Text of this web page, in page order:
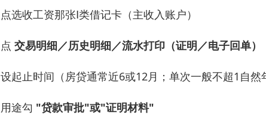
点选收工资那张Ⅰ类借记卡（主收入账户）
点 交易明细／历史明细／流水打印（证明／电子回单）
设起止时间（房贷通常近6或12月；单次一般不超1自然
用途勾 "贷款审批"或"证明材料"